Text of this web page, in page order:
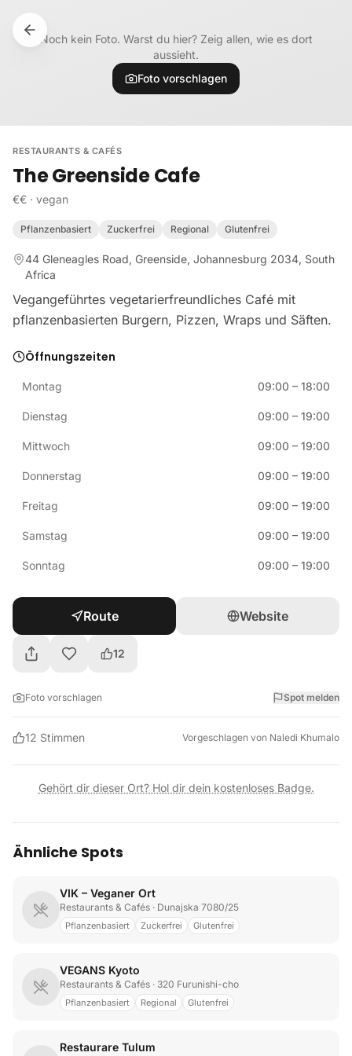
Noch kein Foto. Warst du hier? Zeig allen, wie es dort
aussieht.
Foto vorschlagen
RESTAURANTS & CAFÉS
The Greenside Cafe
€€ · vegan
Pflanzenbasiert Zuckerfrei Regional Glutenfrei
44 Gleneagles Road, Greenside, Johannesburg 2034, South
Africa
Vegangeführtes vegetarierfreundliches Café mit
pflanzenbasierten Burgern, Pizzen, Wraps und Säften.
Öffnungszeiten
Montag 09:00 – 18:00
Dienstag 09:00 – 19:00
Mittwoch 09:00 – 19:00
Donnerstag 09:00 – 19:00
Freitag 09:00 – 19:00
Samstag 09:00 – 19:00
Sonntag 09:00 – 19:00
Route Website
12
Foto vorschlagen Spot melden
12 Stimmen Vorgeschlagen von Naledi Khumalo
Gehört dir dieser Ort? Hol dir dein kostenloses Badge.
Ähnliche Spots
VIK – Veganer Ort
Restaurants & Cafés · Dunajska 7080/25
Pflanzenbasiert Zuckerfrei Glutenfrei
VEGANS Kyoto
Restaurants & Cafés · 320 Furunishi-cho
Pflanzenbasiert Regional Glutenfrei
Restaurare Tulum